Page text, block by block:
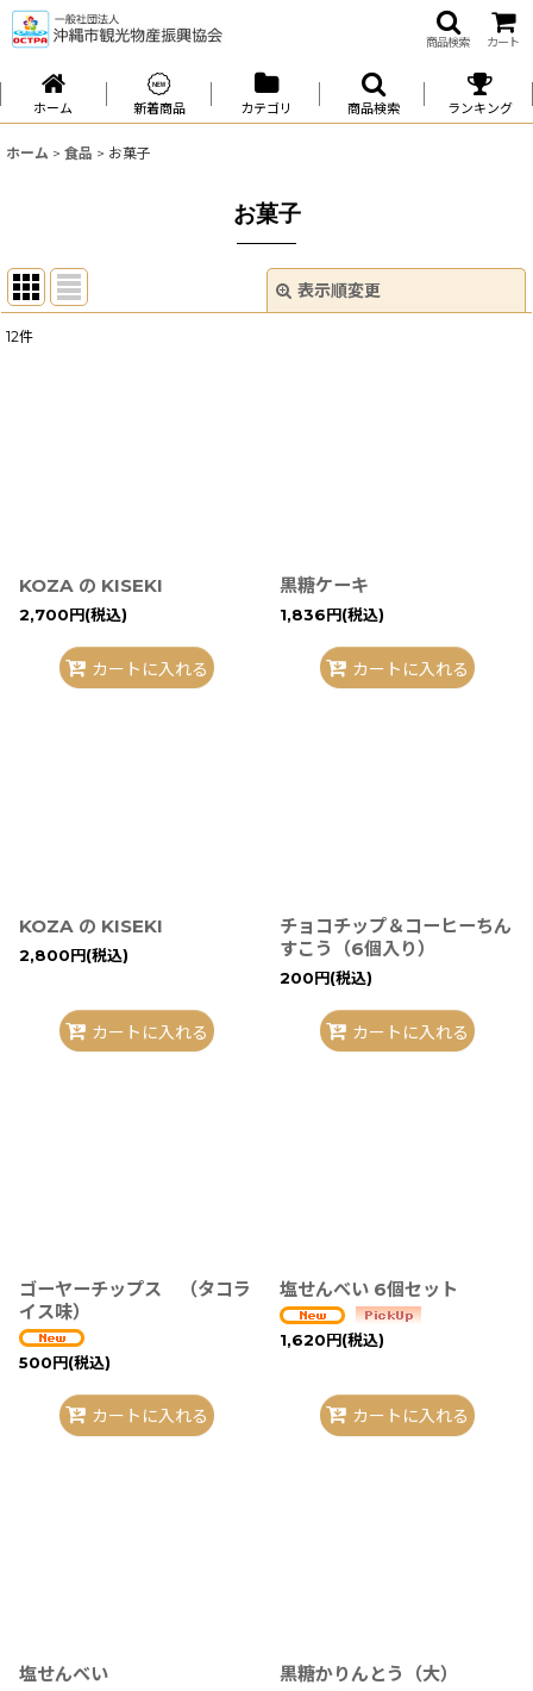
商品検索 カート
ホーム 新着商品 カテゴリ 商品検索 ランキング
ホーム > 食品 > お菓子
お菓子
表示順変更
12件
KOZA の KISEKI
2,700円(税込)
カートに入れる
黒糖ケーキ
1,836円(税込)
カートに入れる
KOZA の KISEKI
2,800円(税込)
カートに入れる
チョコチップ＆コーヒーちん
すこう（6個入り）
200円(税込)
カートに入れる
ゴーヤーチップス （タコラ
イス味）
500円(税込)
カートに入れる
塩せんべい 6個セット
1,620円(税込)
カートに入れる
塩せんべい 黒糖かりんとう（大）